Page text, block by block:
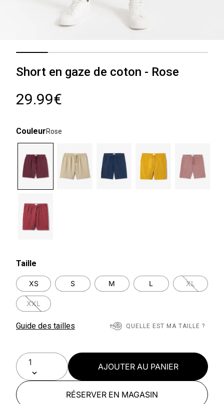
Short en gaze de coton - Rose
29.99€
CouleurRose
Taille
XS S M L XL
XXL
Guide des tailles QUELLE EST MA TAILLE ?
AJOUTER AU PANIER
RÉSERVER EN MAGASIN